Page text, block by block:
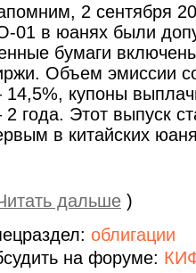
2 сентября
01 в юанях были
бумаги
Объем эмиссии
купоны
года. Этот выпуск
в китайских
дальше )
облигации
на форуме: